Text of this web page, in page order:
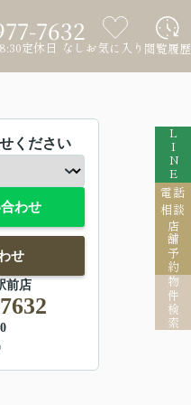
7632
定休日 なし お気に入り 閲覧履歴
LINE
電話
相談
店舗予約
物件検索
ください
わせ
せ
前店